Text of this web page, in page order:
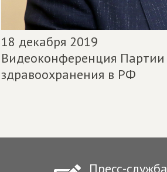
18 декабря 2019
Видеоконференция Партии
здравоохранения в РФ
Пресс-служба